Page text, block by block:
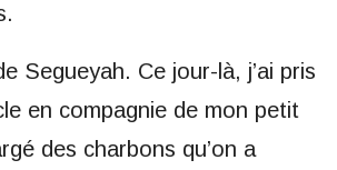
Segueyah. Ce jour-là, j’ai pris
en compagnie de mon petit
des charbons qu’on a